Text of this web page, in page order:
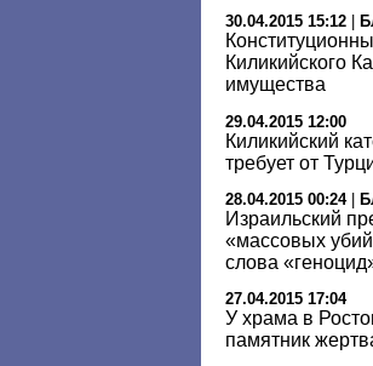
30.04.2015 15:12
Киликийского
имущества
29.04.2015 12:00
Киликийский
требует от
28.04.2015 00:24|
Израильский
«массовых
слова
27.04.2015 17:04
У храма в
памятник